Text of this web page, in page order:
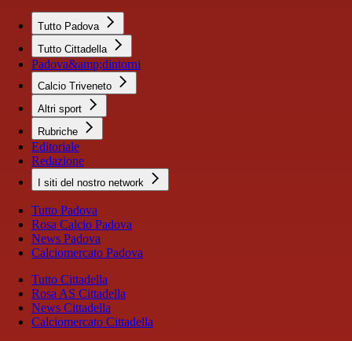
Tutto Padova
Tutto Cittadella
Padova&amp;dintorni
Calcio Triveneto
Altri sport
Rubriche
Editoriale
Redazione
I siti del nostro network
Tutto Padova
Rosa Calcio Padova
News Padova
Calciomercato Padova
Tutto Cittadella
Rosa AS Cittadella
News Cittadella
Calciomercato Cittadella